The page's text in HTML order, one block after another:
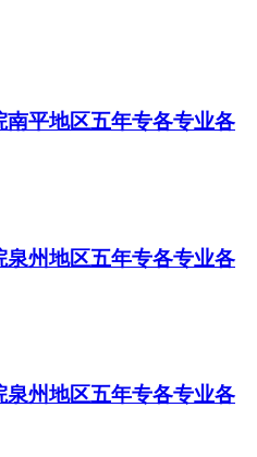
平地区五年专各专业各
州地区五年专各专业各
州地区五年专各专业各